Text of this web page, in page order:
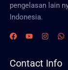
pengelasan lain
Indonesia.
Contact Info